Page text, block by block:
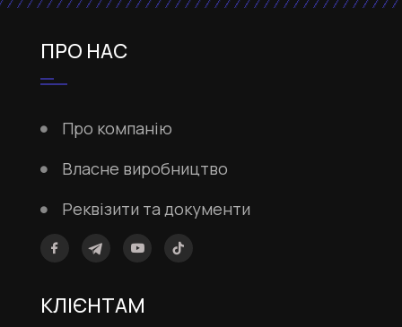
ПРО НАС
Про компанію
Власне виробництво
Реквізити та документи
КЛІЄНТАМ